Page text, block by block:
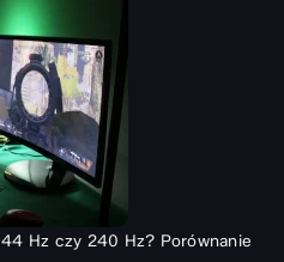
Hz czy 240 Hz? Porównanie